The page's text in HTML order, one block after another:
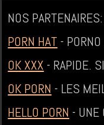
NOS PARTENAIRES:
PORN HAT -
OK XXX - RAPIDE.
OK PORN - LES
HELLO PORN - UNE